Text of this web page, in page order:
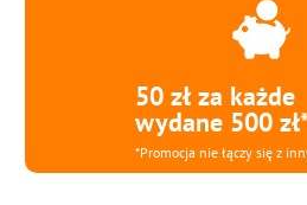
50 zł za każde
wydane 500
*Promocja nie łączy się z